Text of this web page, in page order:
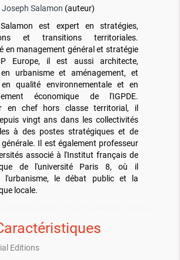
Joseph Salamon (auteur)
est expert en stratégies,
et transitions territoriales.
en management général et stratégie
Europe, il est aussi architecte,
urbanisme et aménagement, et
qualité environnementale et en
économique de l'IGPDE.
en chef hors classe territorial, il
vingt ans dans les collectivités
à des postes stratégiques et de
Il est également professeur
associé à l'Institut français de
de l'université Paris 8, où il
l'urbanisme, le débat public et la
locale.
Editions